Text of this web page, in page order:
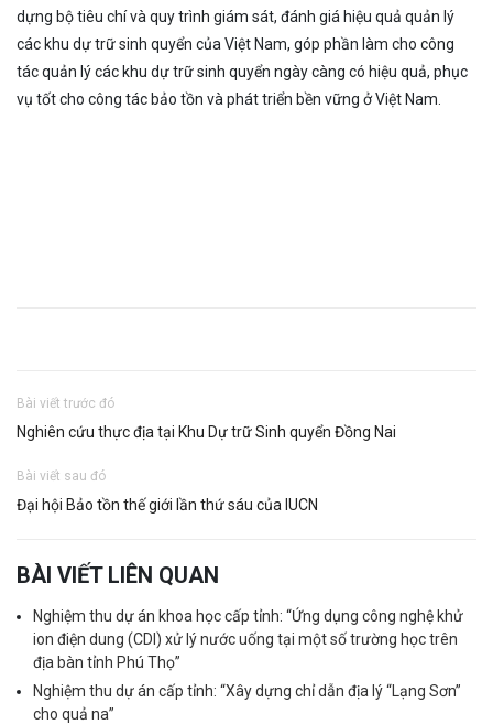
dựng bộ tiêu chí và quy trình giám sát, đánh giá hiệu quả quản lý
các khu dự trữ sinh quyển của Việt Nam, góp phần làm cho công
tác quản lý các khu dự trữ sinh quyển ngày càng có hiệu quả, phục
vụ tốt cho công tác bảo tồn và phát triển bền vững ở Việt Nam.
Bài viết trước đó
Nghiên cứu thực địa tại Khu Dự trữ Sinh quyển Đồng Nai
Bài viết sau đó
Đại hội Bảo tồn thế giới lần thứ sáu của IUCN
BÀI VIẾT LIÊN QUAN
Nghiệm thu dự án khoa học cấp tỉnh: “Ứng dụng công nghệ khử
ion điện dung (CDI) xử lý nước uống tại một số trường học trên
địa bàn tỉnh Phú Thọ”
Nghiệm thu dự án cấp tỉnh: “Xây dựng chỉ dẫn địa lý “Lạng Sơn”
cho quả na”